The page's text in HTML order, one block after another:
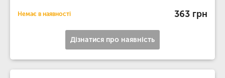
Немає в наявності 363 грн
Дізнатися про наявність